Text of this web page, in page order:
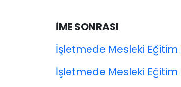
İME SONRASI
İşletmede Mesleki
İşletmede Mesleki Eğitim